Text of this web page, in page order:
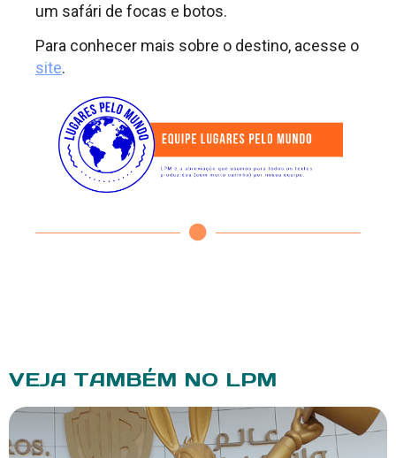
um safári de focas e botos.
Para conhecer mais sobre o destino, acesse o
site.
VEJA TAMBÉM NO LPM